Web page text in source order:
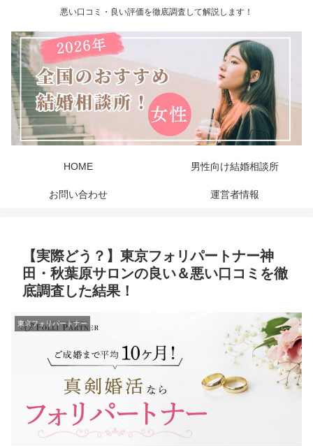
悪い口コミ・良い評価を徹底調査して解説します！
HOME 男性向け結婚相談所
お問い合わせ 運営者情報
【実際どう？】東京フォリパートナー神
田・秋葉原サロンの良い＆悪い口コミを徹
底調査した結果！
東京フォリパートナー